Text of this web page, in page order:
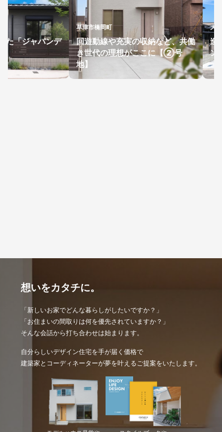
た「ジャパンデ
草津市橋岡町
回遊動線や充実の収納など、共働
き世代の理想がここに【②号
地】
大
造
ン
想いをカタチに。
「新しいお家でどんな暮らしがしたいですか？」
「お住まいの間取りは何を優先されていますか？」
そんな会話から打ち合わせは始まります。
自分らしいデザイン住宅を手が届く価格で
建築家とコーディネーターが夢を叶えるご提案をいたします。